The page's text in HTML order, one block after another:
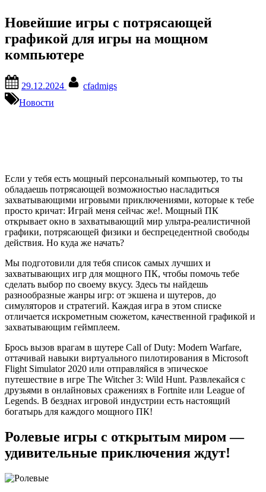
Новейшие игры с потрясающей
графикой для игры на мощном
компьютере
on
29.12.2024
cfadmigs
Новости
Если у тебя есть мощный персональный компьютер, то ты
обладаешь потрясающей возможностью насладиться
захватывающими игровыми приключениями, которые к тебе
просто кричат: Играй меня сейчас же!. Мощный ПК
открывает окно в захватывающий мир ультра-реалистичной
графики, потрясающей физики и беспрецедентной свободы
действия. Но куда же начать?
Мы подготовили для тебя список самых лучших и
захватывающих игр для мощного ПК, чтобы помочь тебе
сделать выбор по своему вкусу. Здесь ты найдешь
разнообразные жанры игр: от экшена и шутеров, до
симуляторов и стратегий. Каждая игра в этом списке
отличается искрометным сюжетом, качественной графикой и
захватывающим геймплеем.
Брось вызов врагам в шутере Call of Duty: Modern Warfare,
оттачивай навыки виртуального пилотирования в Microsoft
Flight Simulator 2020 или отправляйся в эпическое
путешествие в игре The Witcher 3: Wild Hunt. Развлекайся с
друзьями в онлайновых сражениях в Fortnite или League of
Legends. В безднах игровой индустрии есть настоящий
богатырь для каждого мощного ПК!
Ролевые игры с открытым миром —
удивительные приключения ждут!